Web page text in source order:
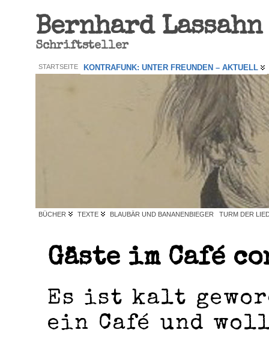
Bernhard Lassahn
Schriftsteller
STARTSEITE KONTRAFUNK: UNTER FREUNDEN – AKTUELL
BÜCHER TEXTE BLAUBÄR UND BANANENBIEGER TURM DER
Gäste im Café
Es ist kalt
ein Café und